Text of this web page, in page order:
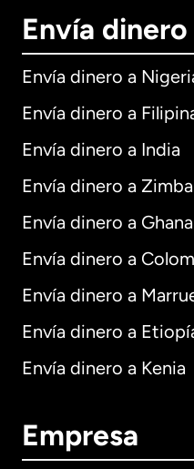
Envía
Envía dinero a
Envía dinero a
Envía dinero a India
Envía dinero a
Envía dinero a Ghana
Envía dinero a
Envía dinero a
Envía dinero a
Envía dinero a Kenia
Empresa